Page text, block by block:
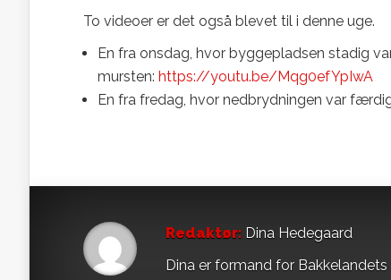
To videoer er det også blevet til i denne uge.
En fra onsdag, hvor byggepladsen stadig
mursten: https://youtu.be/Mqg0efYpIwA
En fra fredag, hvor nedbrydningen var
Redaktør: Dina Hedegaard
Dina er formand for